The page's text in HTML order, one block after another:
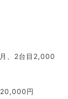
2台目2,000
円